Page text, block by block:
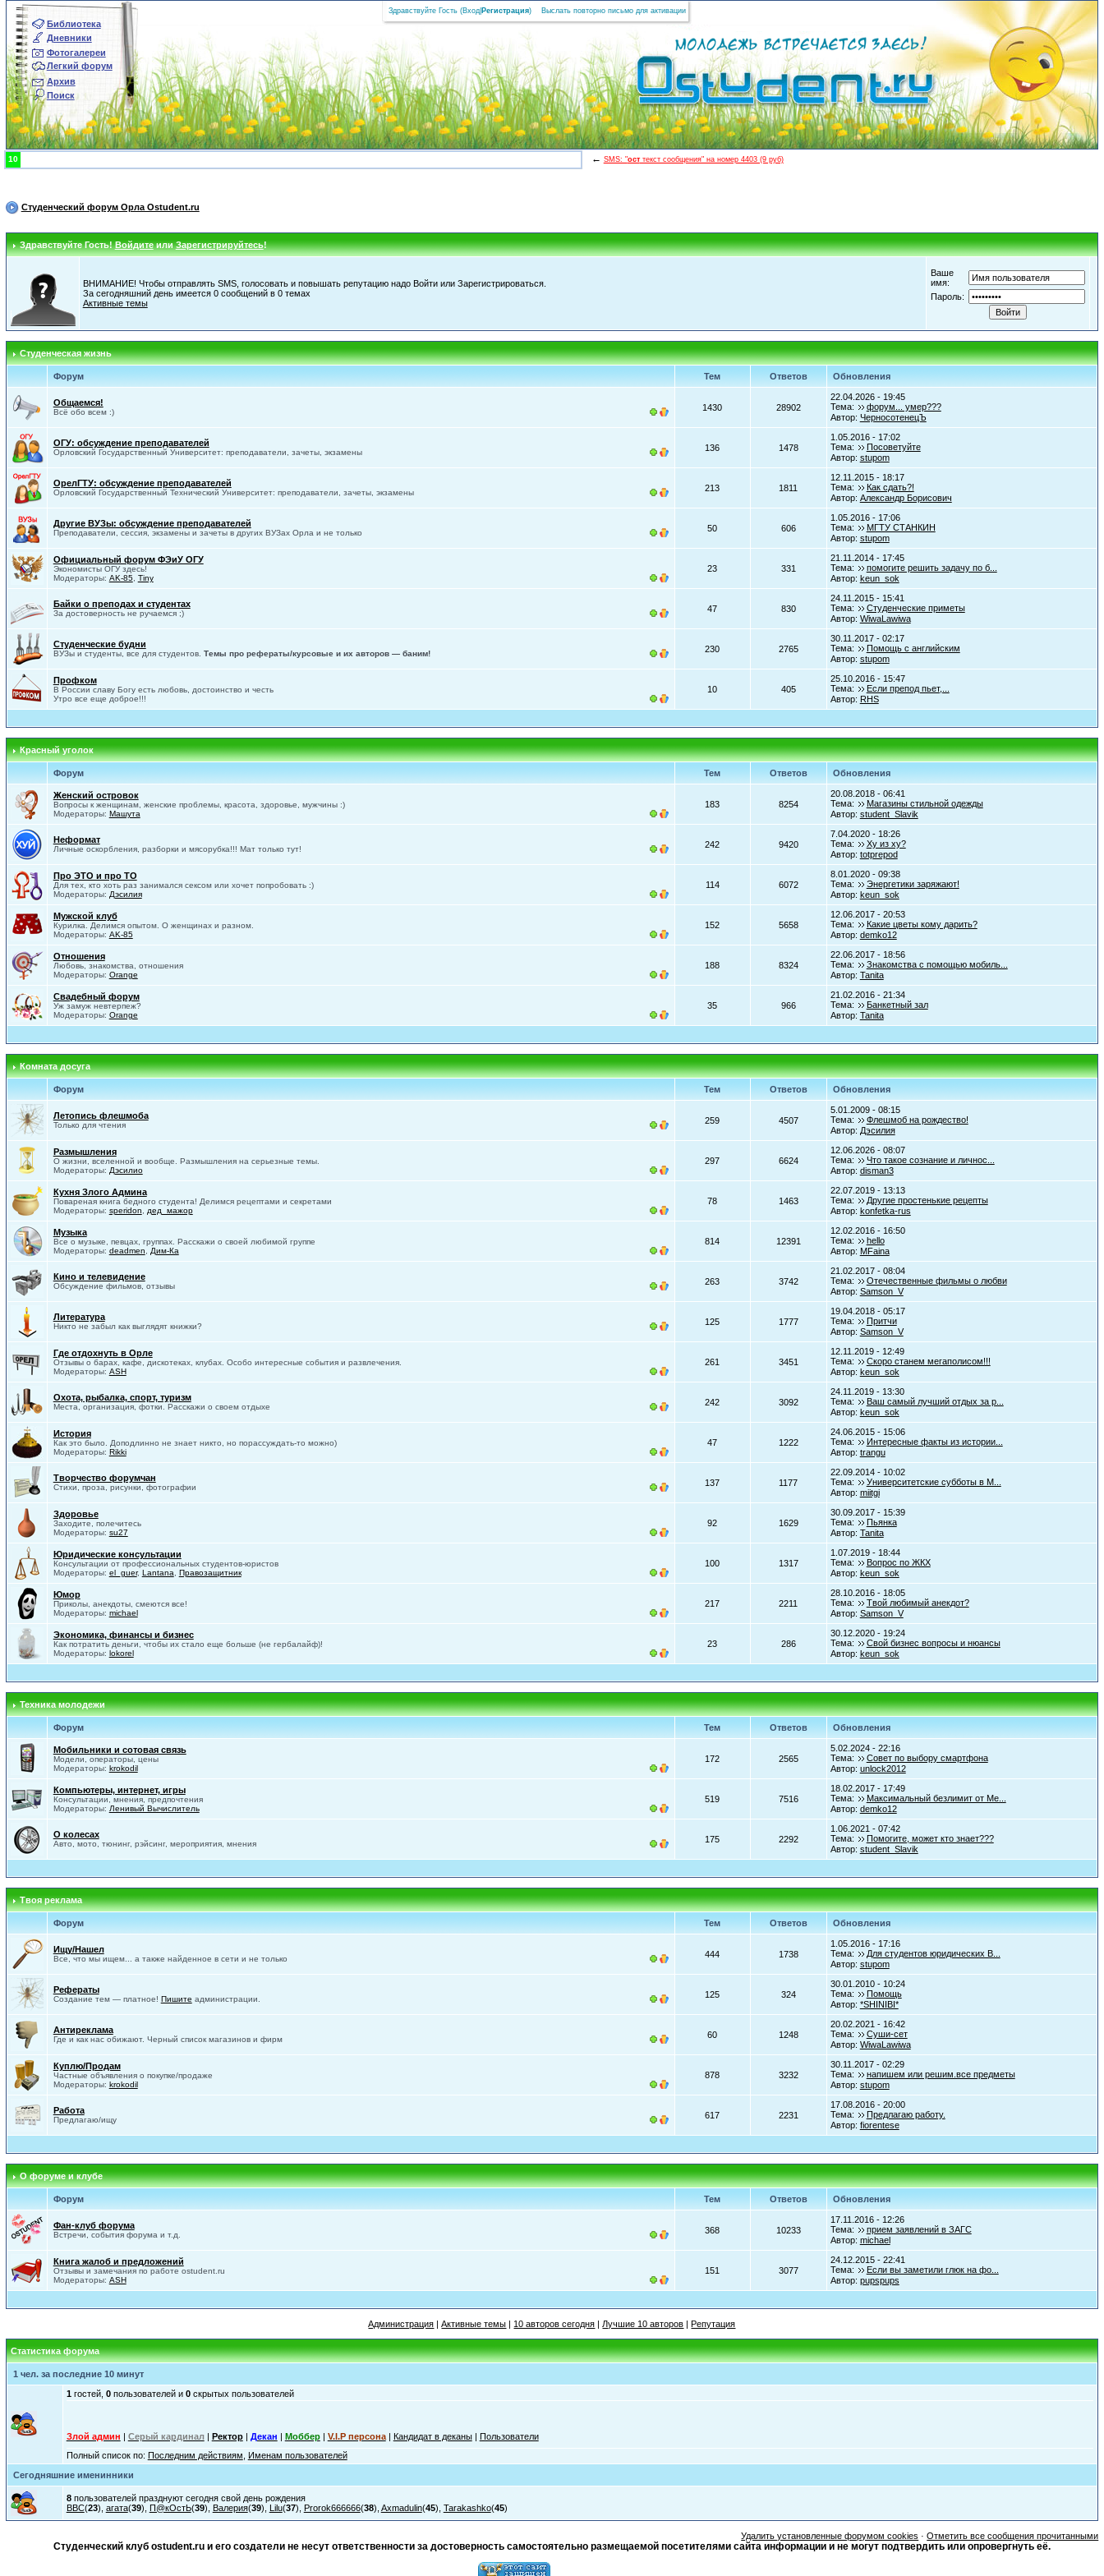
Библиотека
Дневники
Фотогалереи
Легкий форум
Архив
Поиск
Здравствуйте Гость (Вход Регистрация) Выслать повторно письмо для активации
10 ← SMS: "осттекст сообщения" на номер 4403 (9 руб)
Студенческий форум Орла Ostudent.ru
Здравствуйте Гость!ВойдитеилиЗарегистрируйтесь!
ВНИМАНИЕ! Чтобы отправлять SMS, голосовать и повышать репутацию надо Войти или Зарегистрироваться.
За сегодняшний день имеется 0 сообщений в 0 темах
Активные темы
Ваше
имя:
Пароль:
Студенческая жизнь
Форум Тем Ответов Обновления
Общаемся!
Всё обо всем :) 1430 28902
22.04.2026 - 19:45
Тема:
форум... умер???
Автор: ЧерносотенецЪ
ОГУ: обсуждение преподавателей
Орловский Государственный Университет: преподаватели, зачеты, экзамены 136 1478
1.05.2016 - 17:02
Тема:
Посоветуйте
Автор: stupom
ОрелГТУ: обсуждение преподавателей
Орловский Государственный Технический Университет: преподаватели, зачеты, экзамены 213 1811
12.11.2015 - 18:17
Тема:
Как сдать?!
Автор: Александр Борисович
Другие ВУЗы: обсуждение преподавателей
Преподаватели, сессия, экзамены и зачеты в других ВУЗах Орла и не только 50 606
1.05.2016 - 17:06
Тема:
МГТУ СТАНКИН
Автор: stupom
Официальный форум ФЭиУ ОГУ
Экономисты ОГУ здесь!
Модераторы: AK-85, Tiny
23 331
21.11.2014 - 17:45
Тема:
помогите решить задачу по б...
Автор: keun_sok
Байки о преподах и студентах
За достоверность не ручаемся ;) 47 830
24.11.2015 - 15:41
Тема:
Студенческие приметы
Автор: WiwaLawiwa
Студенческие будни
ВУЗы и студенты, все для студентов. Темы про рефераты/курсовые и их авторов — баним! 230 2765
30.11.2017 - 02:17
Тема:
Помощь с английским
Автор: stupom
Профком
В России славу Богу есть любовь, достоинство и честь
Утро все еще доброе!!!
10 405
25.10.2016 - 15:47
Тема:
Если препод пьет,...
Автор: RHS
Красный уголок
Форум Тем Ответов Обновления
Женский островок
Вопросы к женщинам, женские проблемы, красота, здоровье, мужчины :)
Модераторы: Машута
183 8254
20.08.2018 - 06:41
Тема:
Магазины стильной одежды
Автор: student_Slavik
Неформат
Личные оскорбления, разборки и мясорубка!!! Мат только тут! 242 9420
7.04.2020 - 18:26
Тема:
Ху из ху?
Автор: totprepod
Про ЭТО и про ТО
Для тех, кто хоть раз занимался сексом или хочет попробовать :)
Модераторы: Дэсилия
114 6072
8.01.2020 - 09:38
Тема:
Энергетики заряжают!
Автор: keun_sok
Мужской клуб
Курилка. Делимся опытом. О женщинах и разном.
Модераторы: AK-85
152 5658
12.06.2017 - 20:53
Тема:
Какие цветы кому дарить?
Автор: demko12
Отношения
Любовь, знакомства, отношения
Модераторы: Orange
188 8324
22.06.2017 - 18:56
Тема:
Знакомства с помощью мобиль...
Автор: Tanita
Свадебный форум
Уж замуж невтерпеж?
Модераторы: Orange
35 966
21.02.2016 - 21:34
Тема:
Банкетный зал
Автор: Tanita
Комната досуга
Форум Тем Ответов Обновления
Летопись флешмоба
Только для чтения 259 4507
5.01.2009 - 08:15
Тема:
Флешмоб на рождество!
Автор: Дэсилия
Размышления
О жизни, вселенной и вообще. Размышления на серьезные темы.
Модераторы: Дэсилио
297 6624
12.06.2026 - 08:07
Тема:
Что такое сознание и личнос...
Автор: disman3
Кухня Злого Админа
Повареная книга бедного студента! Делимся рецептами и секретами
Модераторы: speridon дед_мажор
78 1463
22.07.2019 - 13:13
Тема:
Другие простенькие рецепты
Автор: konfetka-rus
Музыка
Все о музыке, певцах, группах. Расскажи о своей любимой группе
Модераторы: deadmen Дим-Ка
814 12391
12.02.2016 - 16:50
Тема:
hello
Автор: MFaina
Кино и телевидение
Обсуждение фильмов, отзывы 263 3742
21.02.2017 - 08:04
Тема:
Отечественные фильмы о любви
Автор: Samson_V
Литература
Никто не забыл как выглядят книжки? 125 1777
19.04.2018 - 05:17
Тема:
Притчи
Автор: Samson_V
Где отдохнуть в Орле
Отзывы о барах, кафе, дискотеках, клубах. Особо интересные события и развлечения.
Модераторы: ASH
261 3451
12.11.2019 - 12:49
Тема:
Скоро станем мегаполисом!!!
Автор: keun_sok
Охота, рыбалка, спорт, туризм
Места, организация, фотки. Расскажи о своем отдыхе 242 3092
24.11.2019 - 13:30
Тема:
Ваш самый лучший отдых за р...
Автор: keun_sok
История
Как это было. Доподлинно не знает никто, но порассуждать-то можно)
Модераторы: Rikki
47 1222
24.06.2015 - 15:06
Тема:
Интересные факты из истории...
Автор: trangu
Творчество форумчан
Стихи, проза, рисунки, фотографии 137 1177
22.09.2014 - 10:02
Тема:
Университетские субботы в М...
Автор: miitgi
Здоровье
Заходите, полечитесь
Модераторы: su27
92 1629
30.09.2017 - 15:39
Тема:
Пьянка
Автор: Tanita
Юридические консультации
Консультации от профессиональных студентов-юристов
Модераторы: el_guer, Lantana Правозащитник
100 1317
1.07.2019 - 18:44
Тема:
Вопрос по ЖКХ
Автор: keun_sok
Юмор
Приколы, анекдоты, смеются все!
Модераторы: michael
217 2211
28.10.2016 - 18:05
Тема:
Твой любимый анекдот?
Автор: Samson_V
Экономика, финансы и бизнес
Как потратить деньги, чтобы их стало еще больше (не гербалайф)!
Модераторы: lokorel
23 286
30.12.2020 - 19:24
Тема:
Свой бизнес вопросы и нюансы
Автор: keun_sok
Техника молодежи
Форум Тем Ответов Обновления
Мобильники и сотовая связь
Модели, операторы, цены
Модераторы: krokodil
172 2565
5.02.2024 - 22:16
Тема:
Совет по выбору смартфона
Автор: unlock2012
Компьютеры, интернет, игры
Консультации, мнения, предпочтения
Модераторы: Ленивый Вычислитель
519 7516
18.02.2017 - 17:49
Тема:
Максимальный безлимит от Ме...
Автор: demko12
О колесах
Авто, мото, тюнинг, рэйсинг, мероприятия, мнения 175 2292
1.06.2021 - 07:42
Тема:
Помогите, может кто знает???
Автор: student_Slavik
Твоя реклама
Форум Тем Ответов Обновления
Ищу/Нашел
Все, что мы ищем... а также найденное в сети и не только 444 1738
1.05.2016 - 17:16
Тема:
Для студентов юридических В...
Автор: stupom
Рефераты
Создание тем — платное! Пишите администрации. 125 324
30.01.2010 - 10:24
Тема:
Помощь
Автор: *SHINIBI*
Антиреклама
Где и как нас обижают. Черный список магазинов и фирм 60 1248
20.02.2021 - 16:42
Тема:
Суши-сет
Автор: WiwaLawiwa
Куплю/Продам
Частные объявления о покупке/продаже
Модераторы: krokodil
878 3232
30.11.2017 - 02:29
Тема:
напишем или решим.все предметы
Автор: stupom
Работа
Предлагаю/ищу 617 2231
17.08.2016 - 20:00
Тема:
Предлагаю работу.
Автор: fiorentese
О форуме и клубе
Форум Тем Ответов Обновления
Фан-клуб форума
Встречи, события форума и т.д. 368 10233
17.11.2016 - 12:26
Тема:
прием заявлений в ЗАГС
Автор: michael
Книга жалоб и предложений
Отзывы и замечания по работе ostudent.ru
Модераторы: ASH
151 3077
24.12.2015 - 22:41
Тема:
Если вы заметили глюк на фо...
Автор: pupspups
Администрация |Активные темы | 10 авторов сегодня | Лучшие 10 авторов |Репутация
Статистика форума
1 чел. за последние 10 минут
1гостей, 0пользователей и 0скрытых пользователей
Злой админ | Серый кардинал| Ректор| Декан | Моббер| V.I.P персона| Кандидат в деканы| Пользователи
Полный список по: Последним действиям Именам пользователей
Сегодняшние именинники
8пользователей празднуют сегодня свой день рождения
ВВС(23), агата(39), П@кОстЬ(39), Валерия(39), Lilu(37), Prorok666666(38), Axmadulin(45), Tarakashko(45)
Удалить установленные форумом cookies ·Отметить все сообщения прочитанными
Студенческий клуб ostudent.ru и его создатели не несут ответственности за достоверность самостоятельно размещаемой посетителями сайта информации и не могут подтвердить или опровергнуть её.